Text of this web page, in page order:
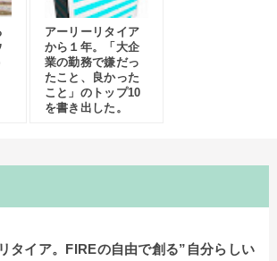
アーリーリタイア
から１年。「大企
業の勤務で嫌だっ
たこと、良かった
こと」のトップ10
を書き出した。
タイア。FIREの自由で創る”自分らしい